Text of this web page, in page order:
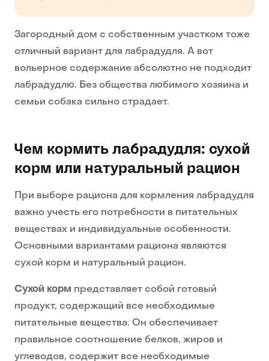
Загородный дом с собственным участком тоже
отличный вариант для лабрадудля. А вот
вольерное содержание абсолютно не подходит
лабрадудлю. Без общества любимого хозяина и
семьи собака сильно страдает.
Чем кормить лабрадудля: сухой
корм или натуральный рацион
При выборе рациона для кормления лабрадудля
важно учесть его потребности в питательных
веществах и индивидуальные особенности.
Основными вариантами рациона являются
сухой корм и натуральный рацион.
Сухой корм представляет собой готовый
продукт, содержащий все необходимые
питательные вещества. Он обеспечивает
правильное соотношение белков, жиров и
углеводов, содержит все необходимые